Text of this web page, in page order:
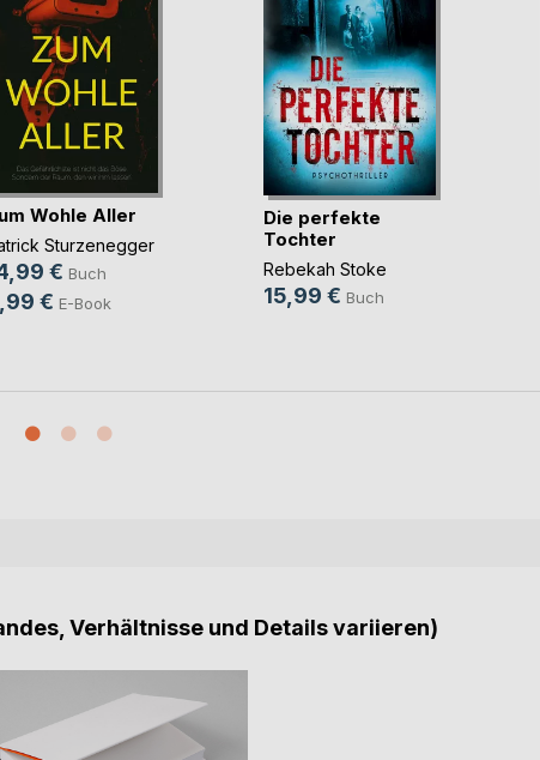
Wohle Aller
Sturzenegger
€ Buch
€ E-Book
Die perfekte
Tochter
Rebekah Stoke
15,99 € Buch
Verhältnisse und Details variieren)